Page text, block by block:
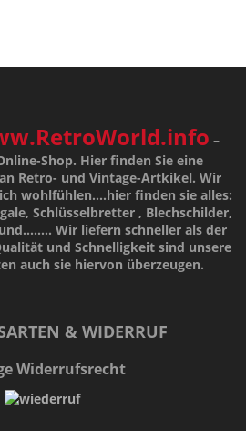
–
Shop. Hier finden Sie eine
Retro- und Vintage-Artkikel. Wir
wohlfühlen....hier finden sie alles:
Schlüsselbretter , Blechschilder,
Wir liefern schneller als der
und Schnelligkeitsind unsere
auch sie hiervon überzeugen.
& WIDERRUF
Widerrufsrecht